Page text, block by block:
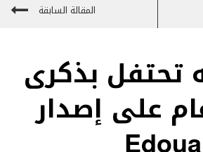
المقالة السابقة
تحتفل بذكرى
على إصدار